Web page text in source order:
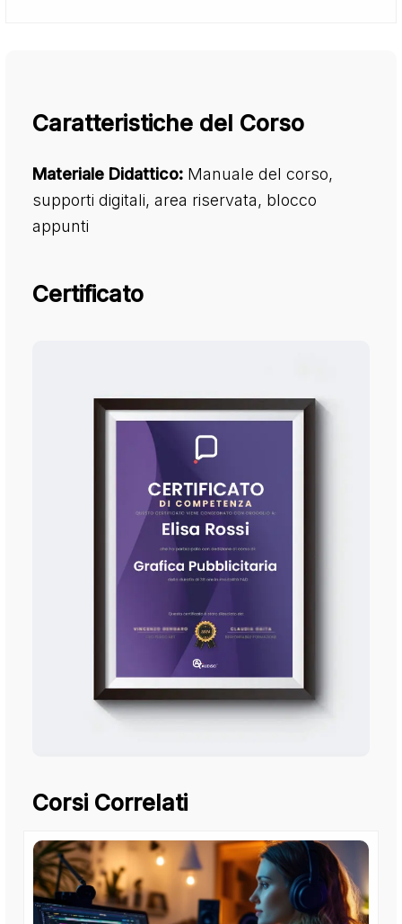
Caratteristiche del Corso
Materiale Didattico: Manuale del corso,
supporti digitali, area riservata, blocco
appunti
Certificato
Corsi Correlati